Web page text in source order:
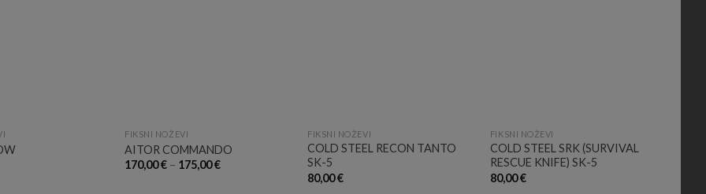
FIKSNI NOŽEVI
AITOR COMMANDO
170,00€ – 175,00€
FIKSNI NOŽEVI
COLD STEEL RECON TANTO
SK-5
80,00€
FIKSNI NOŽEVI
COLD STEEL SRK (SURVIVAL
RESCUE KNIFE) SK-5
80,00€